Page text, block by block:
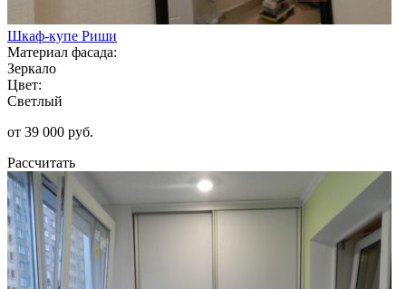
Шкаф-купе Риши
Материал фасада:
Зеркало
Цвет:
Светлый
от 39 000 руб.
Рассчитать